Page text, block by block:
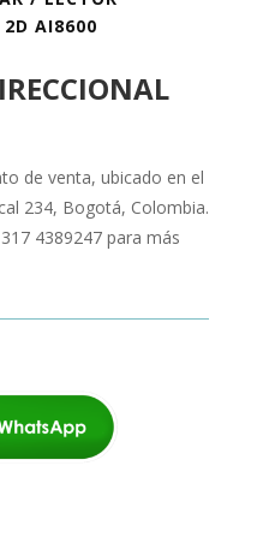
2D AI8600
de venta, ubicado en el
234, Bogotá, Colombia.
4389247 para más